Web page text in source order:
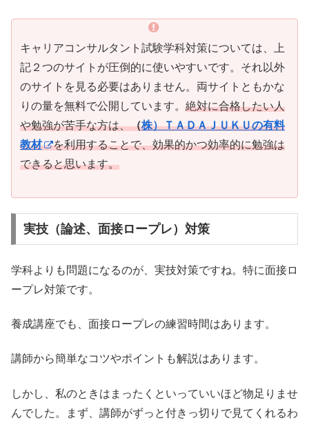
キャリアコンサルタント試験学科対策については、上
記２つのサイトが圧倒的に使いやすいです。それ以外
のサイトを見る必要はありません。両サイトともかな
りの量を無料で公開しています。 絶対に合格したい人
や勉強が苦手な方は、（株）ＴＡＤＡＪＵＫＵの有料
教材
を利用することで、効果的かつ効率的に勉強は
できると思います。
実技（論述、面接ロープレ）対策
学科よりも問題になるのが、実技対策ですね。特に面接ロ
ープレ対策です。
養成講座でも、面接ロープレの練習時間はあります。
講師から簡単なコツやポイントも解説はあります。
しかし、私のときはまったくといっていいほど物足りませ
んでした。まず、講師がずっと付きっ切りで見てくれるわ